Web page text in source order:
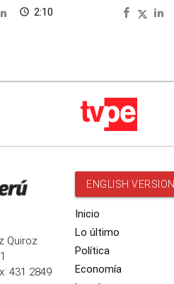
access_time 2:10
Quiroz
431 2849
ENGLISH VERSION
Inicio
Lo último
Política
Economía